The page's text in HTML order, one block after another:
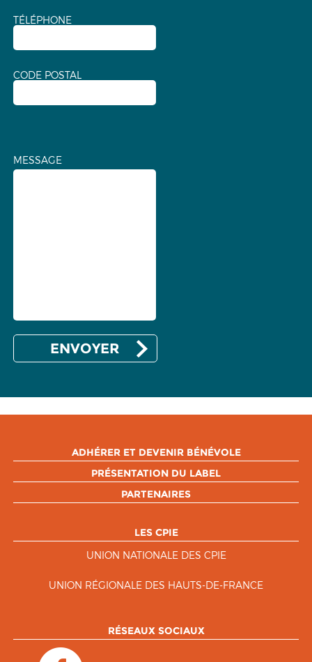
TÉLÉPHONE
CODE POSTAL
MESSAGE
ADHÉRER ET DEVENIR BÉNÉVOLE
PRÉSENTATION DU LABEL
PARTENAIRES
LES CPIE
UNION NATIONALE DES CPIE
UNION RÉGIONALE DES HAUTS-DE-FRANCE
RÉSEAUX SOCIAUX